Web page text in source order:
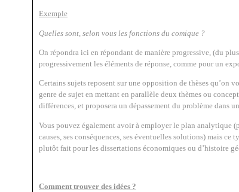
Exemple
Quelles sont, selon vous les fonctions du comique ?
On répondra ici en répondant de manière progressive, (du
progressivement les éléments de réponse, comme pour un
Certains sujets reposent sur une opposition de thèses qu’on
genre de sujet en mettant en parallèle deux thèmes ou
différences, et proposera un dépassement du problème dans
Vous pouvez également avoir à employer le plan analytique
causes, ses conséquences, ses éventuelles solutions) mais
plutôt fait pour les dissertations économiques ou d’histoire
Comment trouver des idées ?